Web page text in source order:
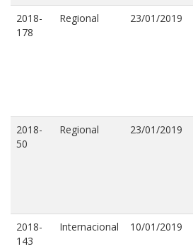
2018-
178
Regional 23/01/2019
2018-
50
Regional 23/01/2019
2018-
143
Internacional 10/01/2019